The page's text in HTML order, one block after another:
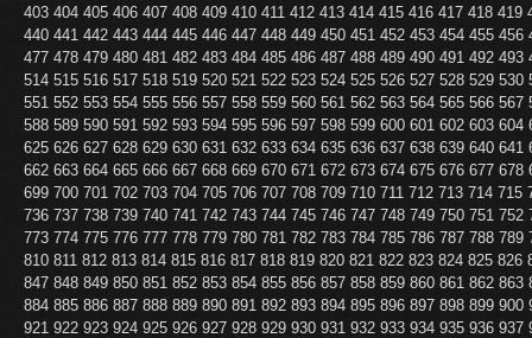
403 404 405 406 407 408 409 410 411 412 413 414 415 416 417 418 419
440 441 442 443 444 445 446 447 448 449 450 451 452 453 454 455 456
477 478 479 480 481 482 483 484 485 486 487 488 489 490 491 492 493
514 515 516 517 518 519 520 521 522 523 524 525 526 527 528 529 530
551 552 553 554 555 556 557 558 559 560 561 562 563 564 565 566 567
588 589 590 591 592 593 594 595 596 597 598 599 600 601 602 603 604
625 626 627 628 629 630 631 632 633 634 635 636 637 638 639 640 641
662 663 664 665 666 667 668 669 670 671 672 673 674 675 676 677 678
699 700 701 702 703 704 705 706 707 708 709 710 711 712 713 714 715
736 737 738 739 740 741 742 743 744 745 746 747 748 749 750 751 752
773 774 775 776 777 778 779 780 781 782 783 784 785 786 787 788 789
810 811 812 813 814 815 816 817 818 819 820 821 822 823 824 825 826
847 848 849 850 851 852 853 854 855 856 857 858 859 860 861 862 863
884 885 886 887 888 889 890 891 892 893 894 895 896 897 898 899 900
921 922 923 924 925 926 927 928 929 930 931 932 933 934 935 936 937